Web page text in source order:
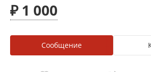
₽ 1 000
Сообщение